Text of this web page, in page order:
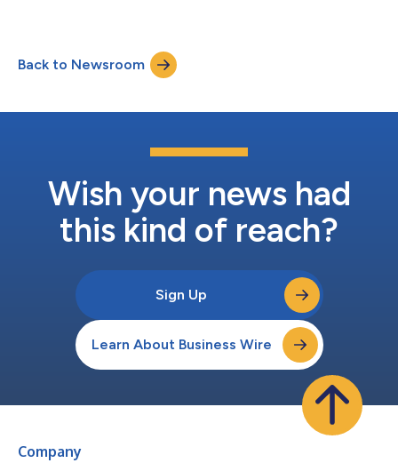
für Medienunternehmen, Streamer, Sportligen und Marken
einfacher und günstiger machen, ihre Inhalte zu monetisieren,
Abonnenten und Zuschauer zu gewinnen und ihr...
Back to Newsroom
Wish your news had
this kind of reach?
Sign Up
Learn About Business Wire
Company